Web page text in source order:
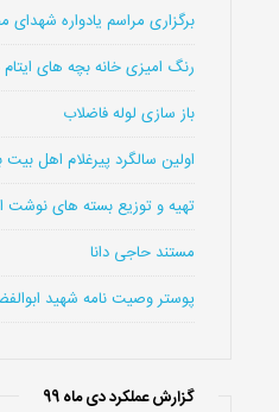
برگزاری مراسم یادواره
رنگ امیزی خانه بچه های
باز سازی لوله فاضلاب
اولین سالگرد پیرغلام اهل بیت
تهیه و توزیع بسته های نوشت
مستند حاجی دانا
پوستر وصیت نامه شهید
گزارش عملکرد دی ماه 99